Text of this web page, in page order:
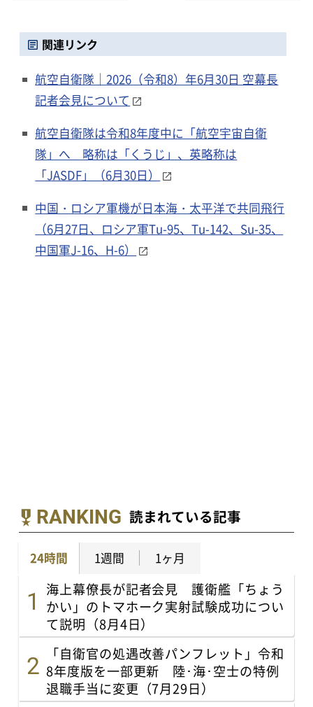
関連リンク
航空自衛隊｜2026（令和8）年6月30日 空幕長
記者会見について
航空自衛隊は令和8年度中に「航空宇宙自衛
隊」へ 略称は「くうじ」、英略称は
「JASDF」（6月30日）
中国・ロシア軍機が日本海・太平洋で共同飛行
（6月27日、ロシア軍Tu-95、Tu-142、Su-35、
中国軍J-16、H-6）
RANKING 読まれている記事
24時間 1週間 1ヶ月
海上幕僚長が記者会見 護衛艦「ちょう
かい」のトマホーク実射試験成功につい
て説明（8月4日）
「自衛官の処遇改善パンフレット」令和
8年度版を一部更新 陸･海･空士の特例
退職手当に変更（7月29日）